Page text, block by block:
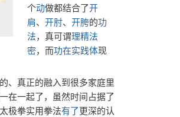
个动做都结合了开
肩、开肘、开胯的功
法，真可谓理精法
密，而功在实践体现
、真正的融入到很多家庭里
在一起了，虽然时间占据了
极拳实用拳法有了更深的认